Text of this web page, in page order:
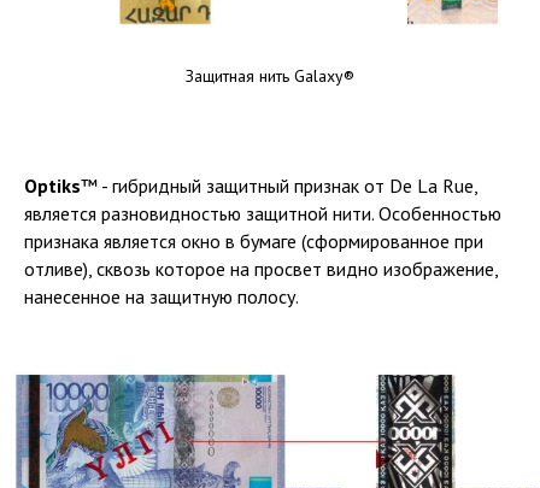
Защитная нить Galaxy®
Optiks™ - гибридный защитный признак от De La Rue,
является разновидностью защитной нити. Особенностью
признака является окно в бумаге (сформированное при
отливе), сквозь которое на просвет видно изображение,
нанесенное на защитную полосу.